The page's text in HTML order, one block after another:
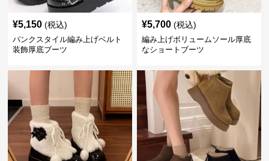
¥5,150 (税込)
パンクスタイル編み上げベルト
装飾厚底ブーツ
¥5,700 (税込)
編み上げボリュームソール厚底
なショートブーツ